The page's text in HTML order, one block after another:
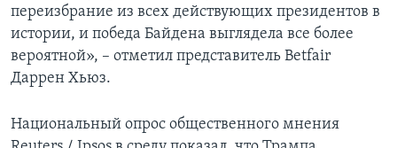
переизбрание из всех действующих президентов в
истории, и победа Байдена выглядела все более
вероятной», – отметил представитель Betfair
Даррен Хьюз.
Национальный опрос общественного мнения